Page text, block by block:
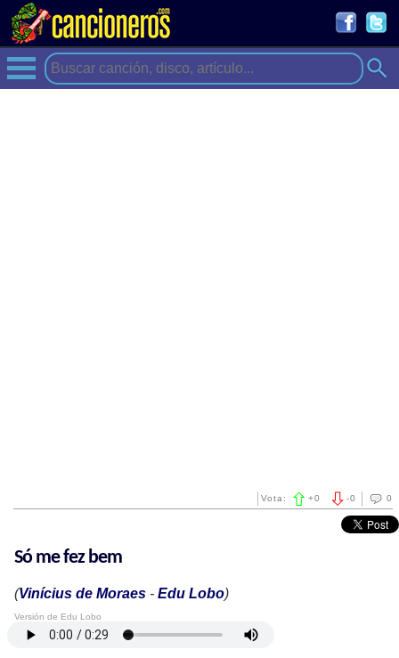
0
-0
Vota: +0
Só me fez bem
(Vinícius de Moraes - Edu Lobo)
Versión de Edu Lobo